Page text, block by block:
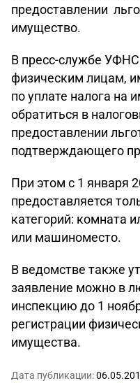
предоставлении
имущество.
В пресс-службе
физическим лицам,
по уплате налога на
обратиться в
предоставлении
подтверждающего
При этом с 1 января
предоставляется
категорий: комната
или машиноместо.
В ведомстве также
заявление можно в
инспекцию до 1
регистрации
имущества.
Дата публикации: